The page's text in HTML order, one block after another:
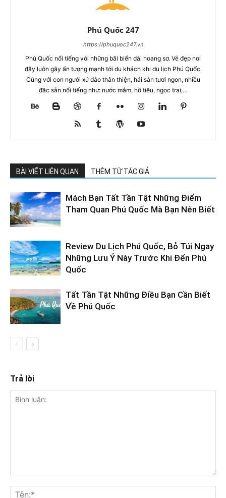
Phú Quốc 247
https://phuquoc247.vn
Phú Quốc nổi tiếng với những bãi biển dài hoang sơ. Vẻ đẹp nơi
đây luôn gây ấn tượng mạnh tới du khách khi du lịch Phú Quốc.
Cùng với con người xứ đảo thân thiện, hải sản tươi ngon, nhiều
đặc sản nổi tiếng như: nước mắm, hồ tiêu, ngọc trai,…
BÀI VIẾT LIÊN QUAN THÊM TỪ TÁC GIẢ
Mách Bạn Tất Tần Tật Những Điểm
Tham Quan Phú Quốc Mà Bạn Nên Biết
Review Du Lịch Phú Quốc, Bỏ Túi Ngay
Những Lưu Ý Này Trước Khi Đến Phú
Quốc
Tất Tần Tật Những Điều Bạn Cần Biết
Về Phú Quốc
Trả lời